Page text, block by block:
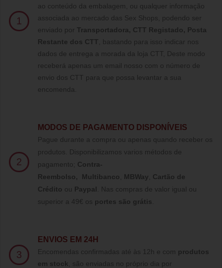
1
ao conteúdo da embalagem, ou qualquer informação
associada ao mercado das Sex Shops, podendo ser
enviado por Transportadora, CTT Registado, Posta
Restante dos CTT , bastando para isso indicar nos
dados de entrega a morada da loja CTT, Deste modo
receberá apenas um email nosso com o número de
envio dos CTT para que possa levantar a sua
encomenda.
2
MODOS DE PAGAMENTO DISPONÍVEIS
Pague durante a compra ou apenas quando receber os
produtos. Disponibilizamos varios métodos de
pagamento; Contra-
Reembolso, Multibanco MBWay
Cartão de
Crédito ou Paypal
Nas compras de valor igual ou
superior a 49€ os portes são grátis
3
ENVIOS EM 24H
Encomendas confirmadas até às 12h e com produtos
em stock , são enviadas no próprio dia por